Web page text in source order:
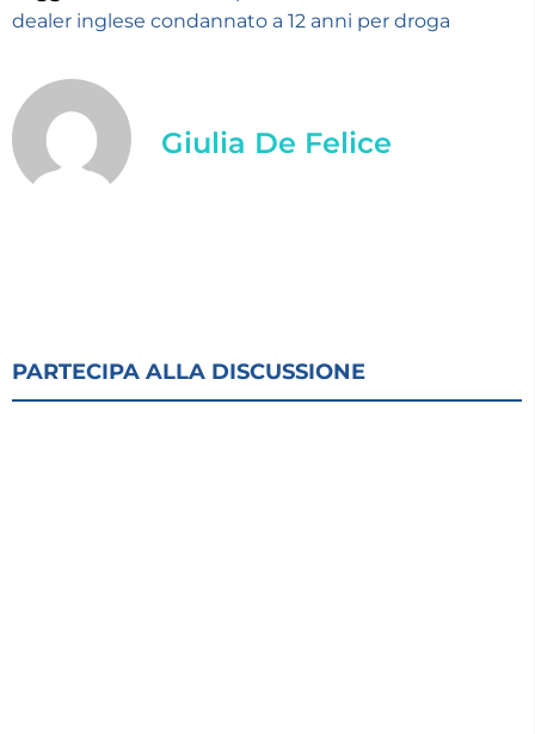
dealer inglese condannato a 12 anni per droga
Giulia De Felice
PARTECIPA ALLA DISCUSSIONE